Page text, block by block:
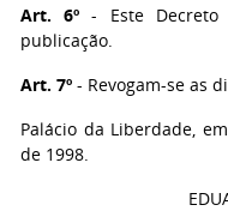
Art. 6º - Este
publicação.
Art. 7º - Revogam-se as
Palácio da Liberdade,
de 1998.